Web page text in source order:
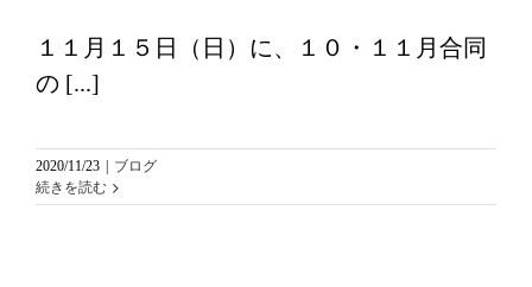
１１月１５日（日）に、１０・１１月合同
の [...]
2020/11/23
ブログ
続きを読む